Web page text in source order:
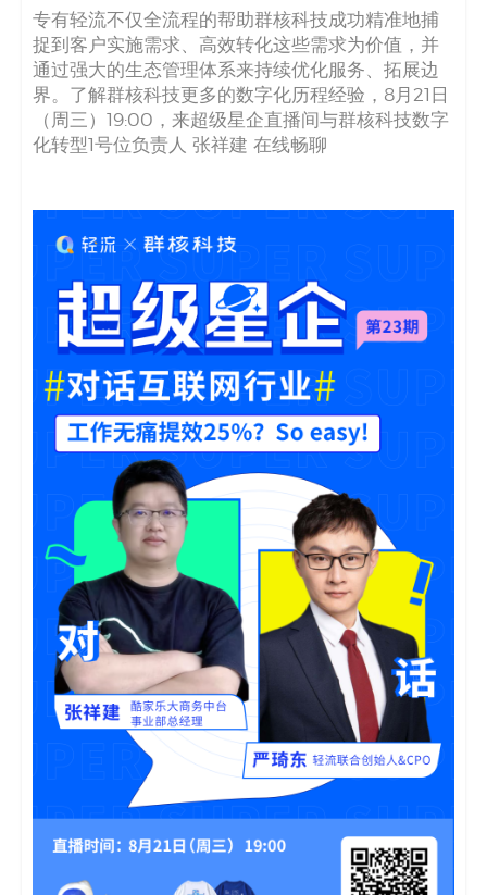
专有轻流不仅全流程的帮助群核科技成功精准地捕
捉到客户实施需求、高效转化这些需求为价值，并
通过强大的生态管理体系来持续优化服务、拓展边
界。了解群核科技更多的数字化历程经验，8月21日
（周三）19:00，来超级星企直播间与群核科技数字
化转型1号位负责人 张祥建 在线畅聊